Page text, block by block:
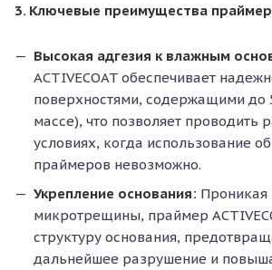
3. Ключевые преимущества
Высокая адгезия к влажным
ACTIVECOAT обеспечивает
поверхностями, содержащими до
массе), что позволяет проводить
условиях, когда использование
праймеров невозможно.
Укрепление основания:
микротрещины, праймер
структуру основания,
дальнейшее разрушение и